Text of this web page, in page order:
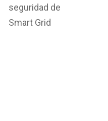
seguridad de
Smart Grid